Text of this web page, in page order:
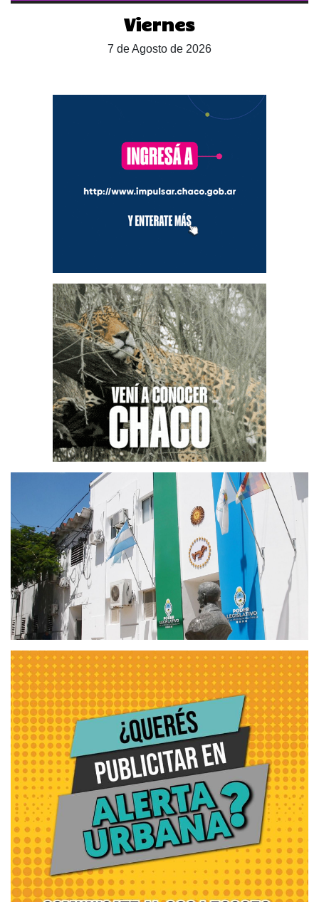
Viernes
7 de Agosto de 2026